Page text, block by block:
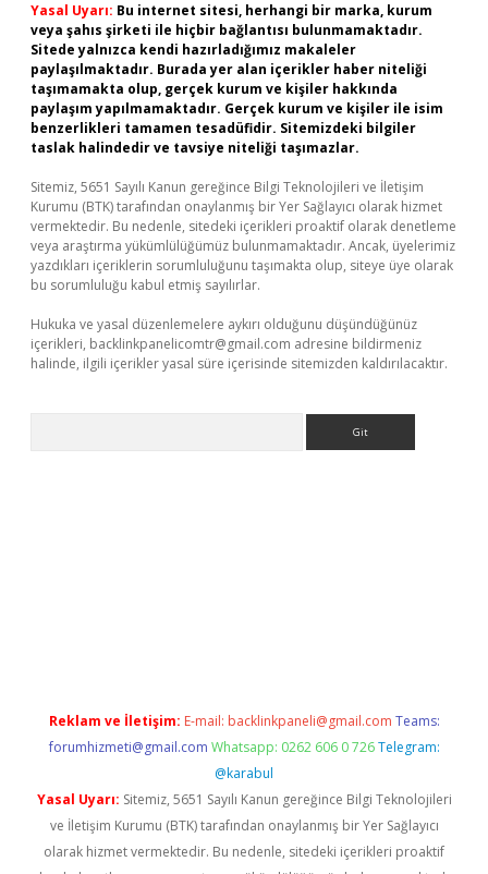
Yasal Uyarı: Bu internet sitesi, herhangi bir marka, kurum
veya şahıs şirketi ile hiçbir bağlantısı bulunmamaktadır.
Sitede yalnızca kendi hazırladığımız makaleler
paylaşılmaktadır. Burada yer alan içerikler haber niteliği
taşımamakta olup, gerçek kurum ve kişiler hakkında
paylaşım yapılmamaktadır. Gerçek kurum ve kişiler ile isim
benzerlikleri tamamen tesadüfidir. Sitemizdeki bilgiler
taslak halindedir ve tavsiye niteliği taşımazlar.
Sitemiz, 5651 Sayılı Kanun gereğince Bilgi Teknolojileri ve İletişim
Kurumu (BTK) tarafından onaylanmış bir Yer Sağlayıcı olarak hizmet
vermektedir. Bu nedenle, sitedeki içerikleri proaktif olarak denetleme
veya araştırma yükümlülüğümüz bulunmamaktadır. Ancak, üyelerimiz
yazdıkları içeriklerin sorumluluğunu taşımakta olup, siteye üye olarak
bu sorumluluğu kabul etmiş sayılırlar.
Hukuka ve yasal düzenlemelere aykırı olduğunu düşündüğünüz
içerikleri, backlinkpanelicomtr@gmail.com adresine bildirmeniz
halinde, ilgili içerikler yasal süre içerisinde sitemizden kaldırılacaktır.
Reklam ve İletişim: E-mail: backlinkpaneli@gmail.com Teams:
forumhizmeti@gmail.com Whatsapp: 0262 606 0 726 Telegram:
@karabul
Yasal Uyarı: Sitemiz, 5651 Sayılı Kanun gereğince Bilgi Teknolojileri
ve İletişim Kurumu (BTK) tarafından onaylanmış bir Yer Sağlayıcı
olarak hizmet vermektedir. Bu nedenle, sitedeki içerikleri proaktif